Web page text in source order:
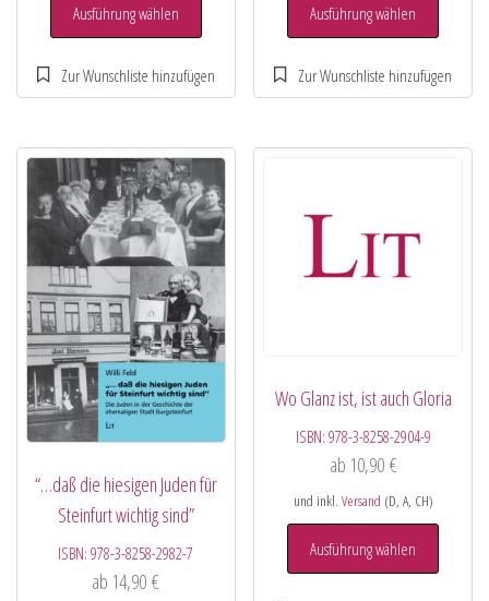
Ausführung wählen Ausführung wählen
“…daß die hiesigen Juden für
Steinfurt wichtig sind”
ISBN:978-3-8258-2982-7
ab 14,90€
Wo Glanz ist, ist auch Gloria
ISBN: 978-3-8258-2904-9
ab 10,90 €
und inkl. Versand (D, A, CH)
Ausführung wählen